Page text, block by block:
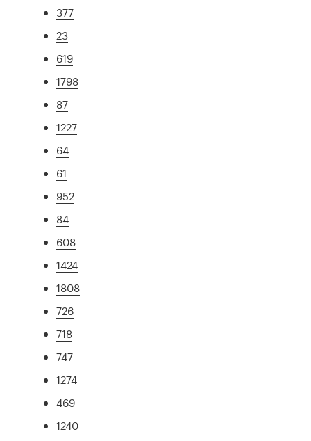
377
23
619
1798
87
1227
64
61
952
84
608
1424
1808
726
718
747
1274
469
1240